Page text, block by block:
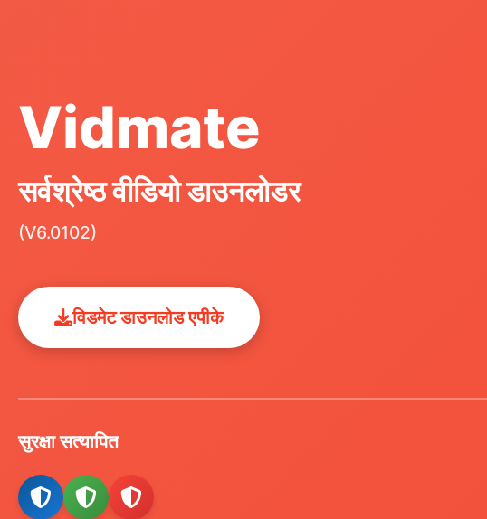
Vidmate
सर्वश्रेष्ठ वीडियो डाउनलोडर
(V6.0102)
विडमेट डाउनलोड एपीके
सुरक्षा सत्यापित